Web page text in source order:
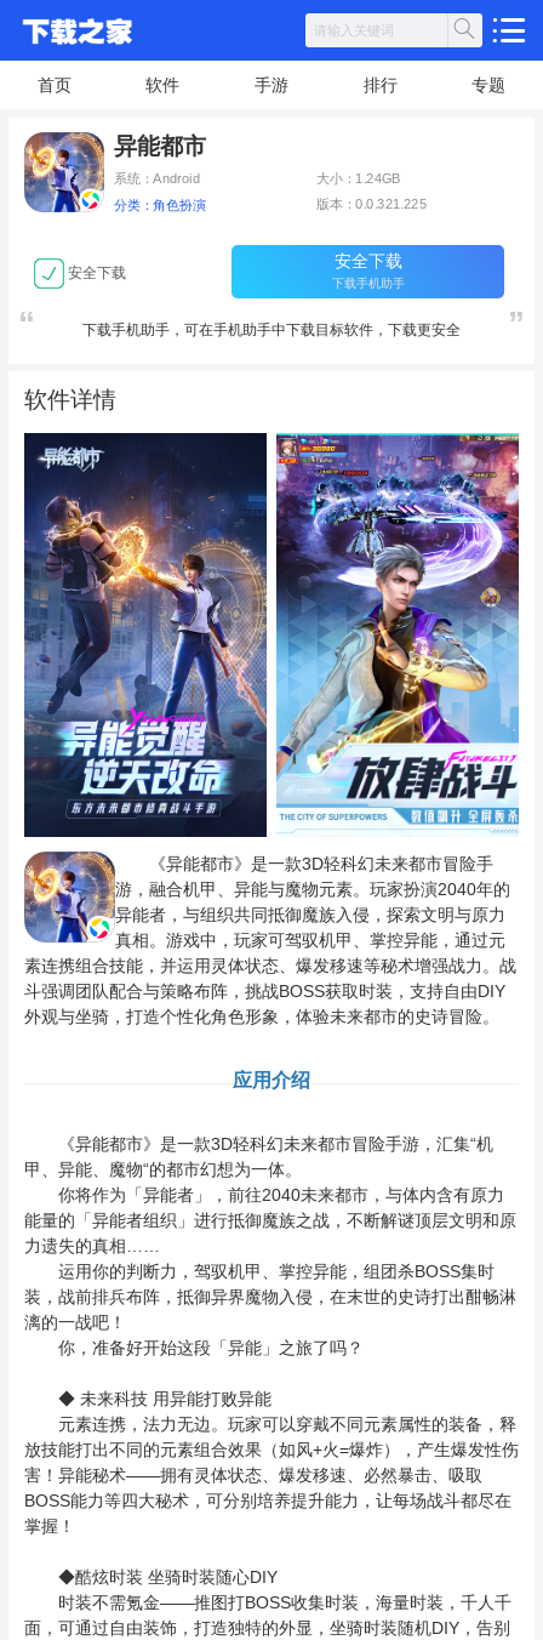
首页 软件 手游 排行 专题
异能都市
系统：Android 大小：1.24GB
分类：角色扮演 版本：0.0.321.225
安全下载
安全下载
下载手机助手
下载手机助手，可在手机助手中下载目标软件，下载更安全
软件详情
《异能都市》是一款3D轻科幻未来都市冒险手
游，融合机甲、异能与魔物元素。玩家扮演2040年的
异能者，与组织共同抵御魔族入侵，探索文明与原力
真相。游戏中，玩家可驾驭机甲、掌控异能，通过元
素连携组合技能，并运用灵体状态、爆发移速等秘术增强战力。战
斗强调团队配合与策略布阵，挑战BOSS获取时装，支持自由DIY
外观与坐骑，打造个性化角色形象，体验未来都市的史诗冒险。
应用介绍
《异能都市》是一款3D轻科幻未来都市冒险手游，汇集“机
甲、异能、魔物“的都市幻想为一体。
你将作为「异能者」，前往2040未来都市，与体内含有原力
能量的「异能者组织」进行抵御魔族之战，不断解谜顶层文明和原
力遗失的真相……
运用你的判断力，驾驭机甲、掌控异能，组团杀BOSS集时
装，战前排兵布阵，抵御异界魔物入侵，在末世的史诗打出酣畅淋
漓的一战吧！
你，准备好开始这段「异能」之旅了吗？
◆ 未来科技 用异能打败异能
元素连携，法力无边。玩家可以穿戴不同元素属性的装备，释
放技能打出不同的元素组合效果（如风+火=爆炸），产生爆发性伤
害！异能秘术——拥有灵体状态、爆发移速、必然暴击、吸取
BOSS能力等四大秘术，可分别培养提升能力，让每场战斗都尽在
掌握！
◆酷炫时装 坐骑时装随心DIY
时装不需氪金——推图打BOSS收集时装，海量时装，千人千
面，可通过自由装饰，打造独特的外显，坐骑时装随机DIY，告别